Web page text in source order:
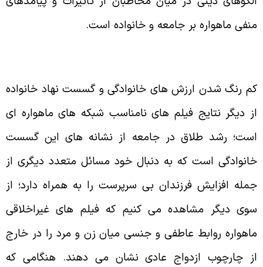
ماهواره بر جامعه و خانواده است.
رنگ شدن ارزش های خانوادگی و گسست نهاد خانواده
دیگر نتایج فیلم های نامناسب شبکه های ماهواره ای
رشد طلاق در جامعه از نشانه های این گسست
است که به دنبال خود مسائل متعدد دیگری از
افزایش فرزندان بی سرپرست را به همراه دارد؛ از
دیگر مشاهده می‌ کنیم که فیلم های غیراخلاقی
روابط عاطفی و جنسی میان زن و مرد را در خارج
چارچوب ازدواج عادی نشان می‌ دهند. هنگامی که